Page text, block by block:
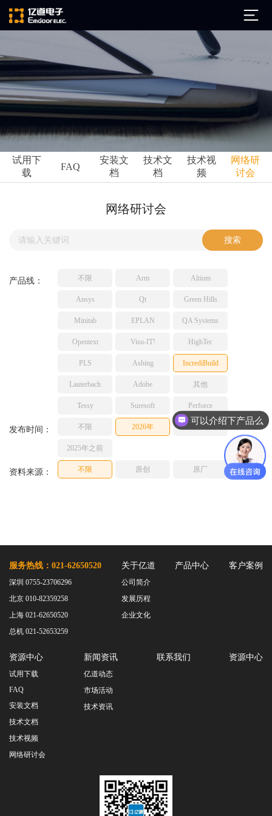
公司简介
发展历程
企业文化
ARM
Ansys
Perforce
TESSY
亿道动态
市场活动
技术文档
网络研讨会
试用下
载
FAQ
安装文
档
技术文
档
技术视
频
网络研
讨会
网络研讨会
产品线： 不限 Arm Altium
Ansys Qt Green Hills
Minitab EPLAN QA Systems
Opentext Visu-IT! HighTec
PLS Ashing IncrediBuild
Lauterbach Adobe 其他
Tessy Suresoft Perforce
发布时间： 不限 2026年 2025年
2025年之前
资料来源： 不限 原创 原厂
服务热线：021-62650520
深圳 0755-23706296
北京 010-82359258
上海 021-62650520
总机 021-52653259
关于亿道
公司简介
发展历程
企业文化
产品中心 客户案例
资源中心
试用下载
FAQ
安装文档
技术文档
技术视频
网络研讨会
新闻资讯
亿道动态
市场活动
技术资讯
联系我们 资源中心
可以介绍下产品么